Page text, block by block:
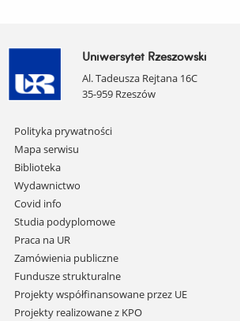
Uniwersytet Rzeszowski
Al. Tadeusza Rejtana 16C
35-959 Rzeszów
Pomiń
nawigację
i
przejdź
do
treści
Polityka prywatności
Mapa serwisu
Biblioteka
Wydawnictwo
Covid info
Studia podyplomowe
Praca na UR
Zamówienia publiczne
Fundusze strukturalne
Projekty współfinansowane przez UE
Projekty realizowane z KPO